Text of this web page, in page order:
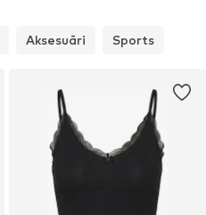
Aksesuāri Sports